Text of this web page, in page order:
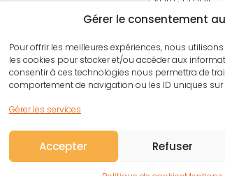
Gérer le consentement
Pour offrir les meilleures expériences, nous
les cookies pour stocker et/ou accéder aux
consentir à ces technologies nous permettra de
comportement de navigation ou les ID uniques sur
Gérer les services
Accepter Refuser
Contact
Mentions légales
Politique de cookies
COM’ un
d'affichage